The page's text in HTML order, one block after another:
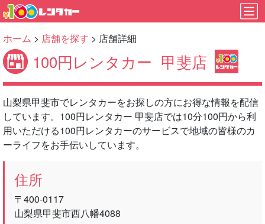
ホーム > 店舗を探す > 店舗詳細
100円レンタカー 甲斐店
山梨県甲斐市でレンタカーをお探しの方にお得な情報を配信
しています。100円レンタカー 甲斐店では10分100円から利
用いただける100円レンタカーのサービスで地域の皆様のカ
ーライフをお手伝いしています。
住所
〒400-0117
山梨県甲斐市西八幡4088